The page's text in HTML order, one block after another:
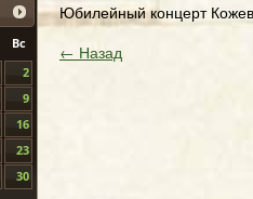
Вс
2
9
16
23
30
Юбилейный концерт
← Назад